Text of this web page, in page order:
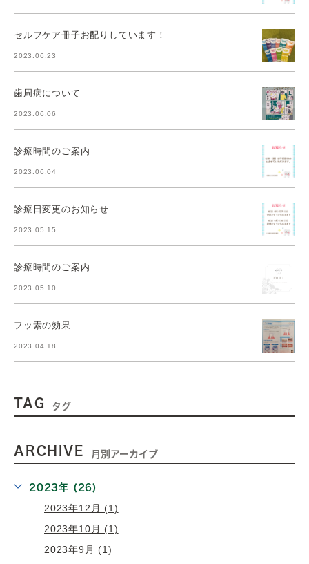
セルフケア冊子お配りしています！
2023.06.23
歯周病について
2023.06.06
診療時間のご案内
2023.06.04
診療日変更のお知らせ
2023.05.15
診療時間のご案内
2023.05.10
フッ素の効果
2023.04.18
TAG タグ
ARCHIVE 月別アーカイブ
2023年 (26)
2023年12月 (1)
2023年10月 (1)
2023年9月 (1)